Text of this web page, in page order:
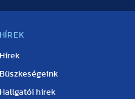
HÍREK
Hírek
Büszkeségeink
Hallgatói hírek